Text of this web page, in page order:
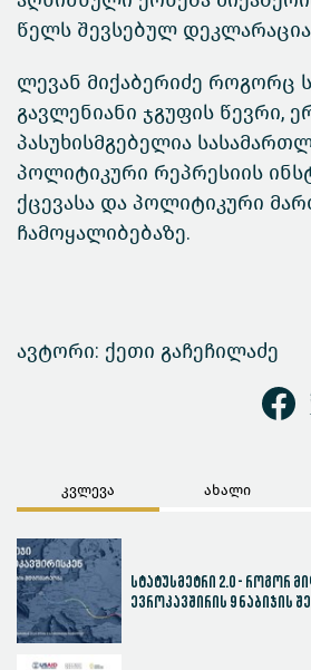
წელს შევსებულ
ლევან მიქაბერიძე როგორც
გავლენიანი ჯგუფის წევრი,
პასუხისმგებელია
პოლიტიკური რეპრესიის
ქცევასა და პოლიტიკური
ჩამოყალიბებაზე.
ავტორი: ქეთი გაჩეჩილაძე
კვლევა ახალი
სტატუსმეტრი 2.0 - როგორ
ევროკავშირის 9 ნაბიჯის